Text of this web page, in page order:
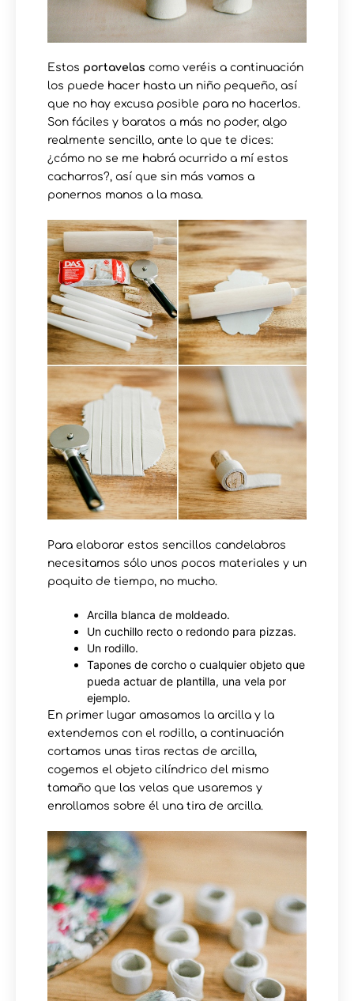
Estos portavelas como veréis a continuación
los puede hacer hasta un niño pequeño, así
que no hay excusa posible para no hacerlos.
Son fáciles y baratos a más no poder, algo
realmente sencillo, ante lo que te dices:
¿cómo no se me habrá ocurrido a mí estos
cacharros?, así que sin más vamos a
ponernos manos a la masa.
Para elaborar estos sencillos candelabros
necesitamos sólo unos pocos materiales y un
poquito de tiempo, no mucho.
Arcilla blanca de moldeado.
Un cuchillo recto o redondo para pizzas.
Un rodillo.
Tapones de corcho o cualquier objeto que
pueda actuar de plantilla, una vela por
ejemplo.
En primer lugar amasamos la arcilla y la
extendemos con el rodillo, a continuación
cortamos unas tiras rectas de arcilla,
cogemos el objeto cilíndrico del mismo
tamaño que las velas que usaremos y
enrollamos sobre él una tira de arcilla.